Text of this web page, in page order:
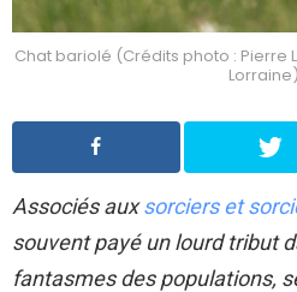
Chat bariolé (Crédits photo : Pierre
Lorraine)
Associés auxsorciers et
souvent payé un lourd tribut
fantasmes des populations,